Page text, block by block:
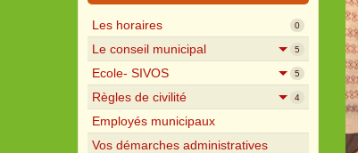
Les horaires 0
Le conseil municipal 5
Ecole- SIVOS 5
Règles de civilité 4
Employés municipaux
Vos démarches administratives